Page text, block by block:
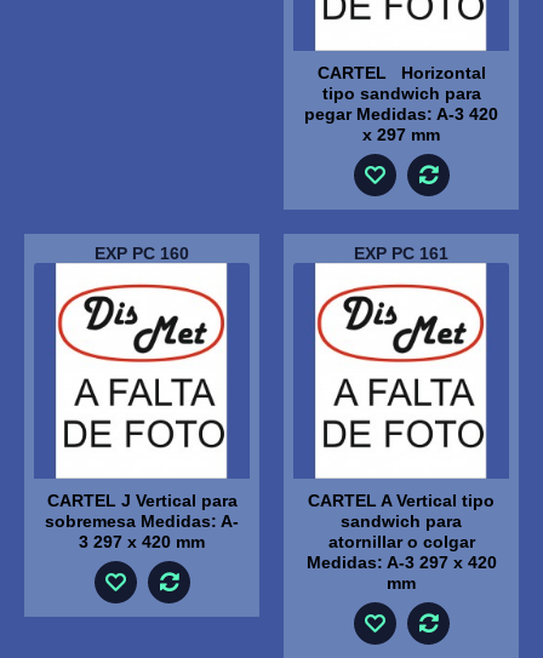
CARTEL Horizontal
tipo sandwich para
pegar Medidas: A-3 420
x 297 mm
EXP PC 160
CARTEL J Vertical para
sobremesa Medidas: A-
3 297 x 420 mm
EXP PC 161
CARTEL A Vertical tipo
sandwich para
atornillar o colgar
Medidas: A-3 297 x 420
mm